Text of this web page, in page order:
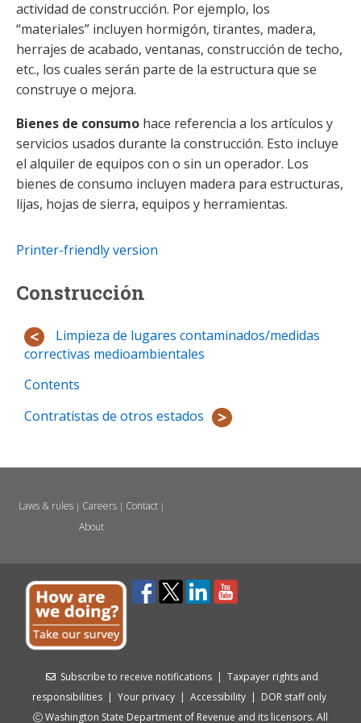
actividad de construcción. Por ejemplo, los
“materiales” incluyen hormigón, tirantes, madera,
herrajes de acabado, ventanas, construcción de techo,
etc., los cuales serán parte de la estructura que se
construye o mejora.
Bienes de consumo hace referencia a los artículos y
servicios usados durante la construcción. Esto incluye
el alquiler de equipos con o sin un operador. Los
bienes de consumo incluyen madera para estructuras,
lijas, hojas de sierra, equipos y herramientas.
Printer-friendly version
Construcción
Limpieza de lugares contaminados/medidas
correctivas medioambientales
Contents
Contratistas de otros estados
Laws & rules| Careers| Contact|
About
Subscribe to receive notifications | Taxpayer rights and
responsibilities | Your privacy | Accessibility | DOR staff only
Washington State Department of Revenue and its licensors. All